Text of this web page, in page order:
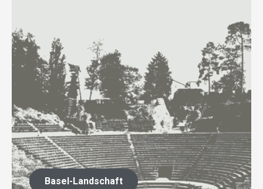
Basel-Landschaft